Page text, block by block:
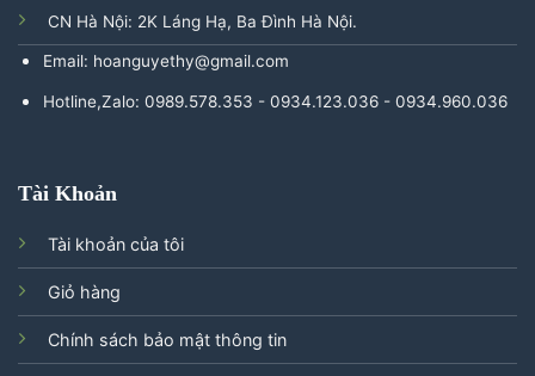
CN Hà Nội: 2K Láng Hạ, Ba Đình Hà Nội.
Email: hoanguyethy@gmail.com
Hotline,Zalo: 0989.578.353 - 0934.123.036 - 0934.960.036
Tài Khoản
Tài khoản của tôi
Giỏ hàng
Chính sách bảo mật thông tin